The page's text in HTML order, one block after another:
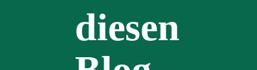
diesen